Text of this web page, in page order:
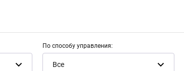
По способу управления:
Все